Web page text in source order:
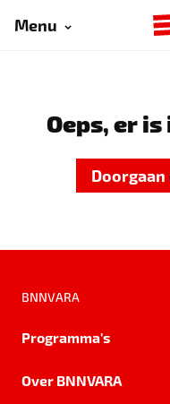
Menu
Oeps, er
Doorgaan
BNNVARA
Programma's
Over BNNVARA